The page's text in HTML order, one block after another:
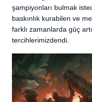
şampiyonları bulmak
baskınlık kurabilen ve
farklı zamanlarda güç
tercihlerimizdendi.